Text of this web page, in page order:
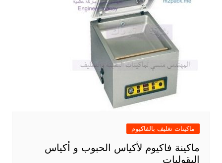
ماكينات تغليف بالفاكيوم
ماكينة فاكيوم لأكياس الحبوب و أكياس
البقوليات